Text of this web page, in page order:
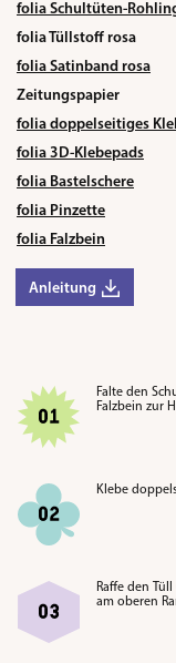
folia Schultüten-
folia Tüllstoff rosa
folia Satinband rosa
Zeitungspapier
folia doppelseitiges
folia 3D-Klebepads
folia Bastelschere
folia Pinzette
folia Falzbein
Anleitung
Falte den
Falzbein zur
Klebe
Raffe den
am oberen